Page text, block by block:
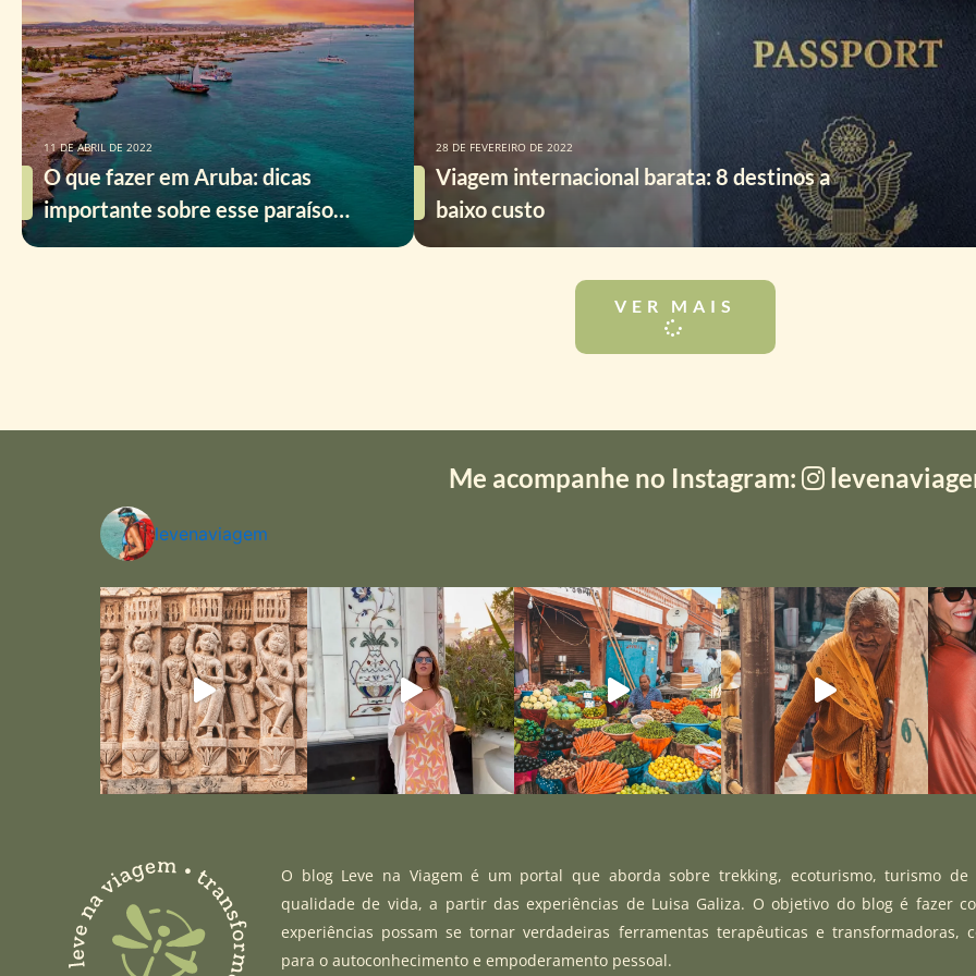
O que fazer em Aruba: dicas
importante sobre esse paraíso
caribenho
11 DE ABRIL DE 2022
Viagem internacional barata: 8 destinos a
baixo custo
28 DE FEVEREIRO DE 2022
VER MAIS
Me acompanhe no Instagram:
levenaviagem
O blog Leve na Viagem é um portal que aborda sobre trekking, ecoturismo, turismo de
qualidade de vida, a partir das experiências de Luisa Galiza. O objetivo do blog é fazer
experiências possam se tornar verdadeiras ferramentas terapêuticas e transformadoras,
para o autoconhecimento e empoderamento pessoal.